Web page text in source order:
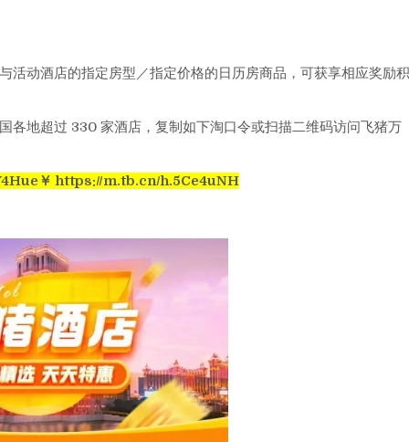
活动酒店的指定房型／指定价格的日历房商品，可获享相应奖励积
各地超过 330 家酒店，复制如下淘口令或扫描二维码访问飞猪万
￥ https://m.tb.cn/h.5Ce4uNH